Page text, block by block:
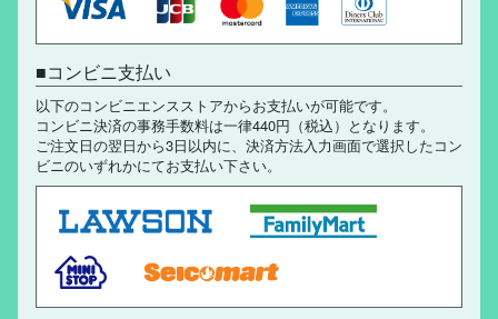
コンビニ支払い
以下のコンビニエンスストアからお支払いが可能です。
コンビニ決済の事務手数料は一律440円（税込）となります。
ご注文日の翌日から3日以内に、決済方法入力画面で選択したコン
ビニのいずれかにてお支払い下さい。